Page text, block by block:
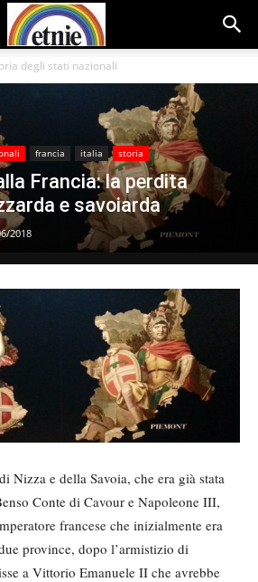
degli stati nazionali
francia italia storia
Francia: la perdita
e savoiarda
2018
Nizza e della Savoia, che era già stata
Conte di Cavour e Napoleone III,
francese che inizialmente era
province, dopo l’armistizio di
a Vittorio Emanuele II che avrebbe